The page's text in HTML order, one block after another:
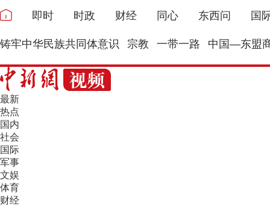
即时 时政 财经 同心 东西问 国
铸牢中华民族共同体意识 宗教 一带一路 中国—东盟
最新
热点
国内
社会
国际
军事
文娱
体育
财经